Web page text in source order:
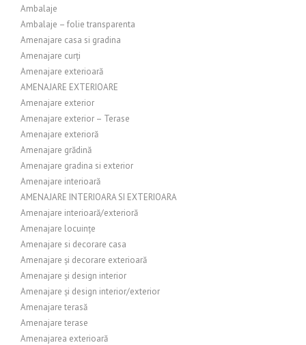
Ambalaje
Ambalaje – folie transparenta
Amenajare casa si gradina
Amenajare curți
Amenajare exterioară
AMENAJARE EXTERIOARE
Amenajare exterior
Amenajare exterior – Terase
Amenajare exterioră
Amenajare grădină
Amenajare gradina si exterior
Amenajare interioară
AMENAJARE INTERIOARA SI EXTERIOARA
Amenajare interioară/exterioră
Amenajare locuințe
Amenajare si decorare casa
Amenajare și decorare exterioară
Amenajare și design interior
Amenajare și design interior/exterior
Amenajare terasă
Amenajare terase
Amenajarea exterioară